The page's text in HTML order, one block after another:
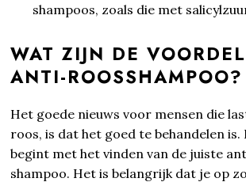
shampoos, zoals die met
WAT ZIJN DE
ANTI-ROOSSHAMPOO?
Het goede nieuws voor mensen die
roos, is dat het goed te behandelen is.
begint met het vinden van de juiste
shampoo. Het is belangrijk dat je op